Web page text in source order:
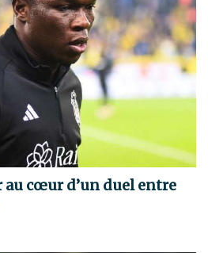
cœur d’un duel entre